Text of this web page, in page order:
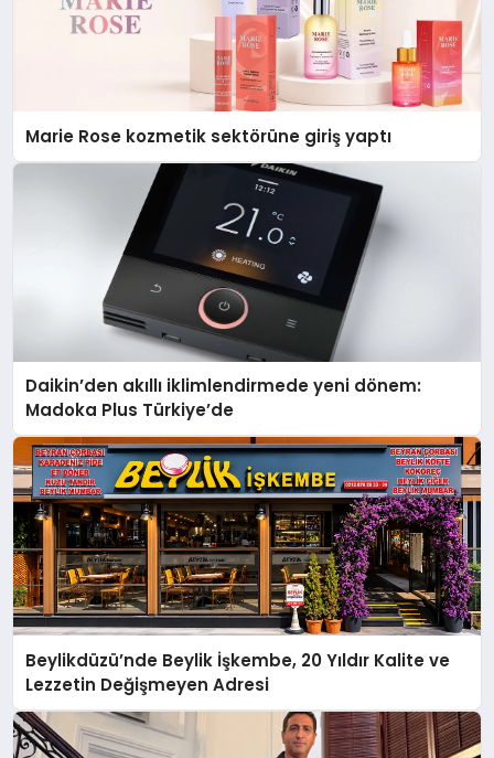
Marie Rose kozmetik sektörüne giriş yaptı
Daikin’den akıllı iklimlendirmede yeni dönem:
Madoka Plus Türkiye’de
Beylikdüzü’nde Beylik İşkembe, 20 Yıldır Kalite ve
Lezzetin Değişmeyen Adresi